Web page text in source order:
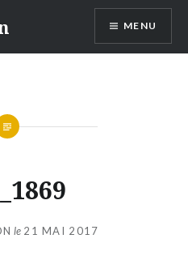
MENU
le 21 MAI 2017